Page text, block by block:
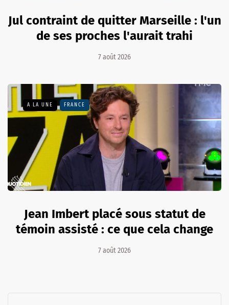
Jul contraint de quitter Marseille : l'un
de ses proches l'aurait trahi
7 août 2026
A LA UNE FRANCE
Jean Imbert placé sous statut de
témoin assisté : ce que cela change
7 août 2026